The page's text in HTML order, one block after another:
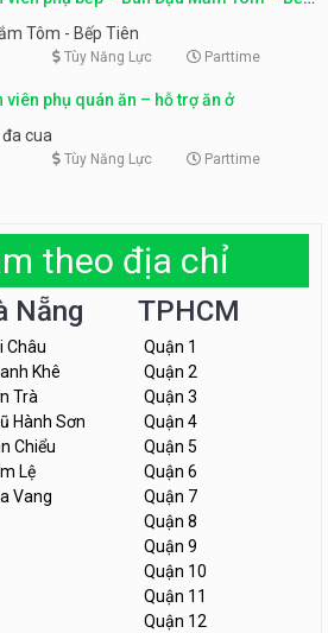
Tôm - Bếp Tiên
Tùy Năng Lực Parttime
viên phụ quán ăn – hỗ trợ ăn ở
cua
Tùy Năng Lực Parttime
theo địa chỉ
Nẵng
Châu
Khê
Trà
Hành Sơn
Chiểu
Lệ
Vang
TPHCM
Quận 1
Quận 2
Quận 3
Quận 4
Quận 5
Quận 6
Quận 7
Quận 8
Quận 9
Quận 10
Quận 11
Quận 12